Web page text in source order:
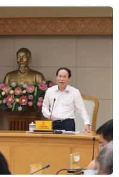
Lào
Nam hỗ trợ Lào
tự chủ
hợp tác khoa học
tác toàn diện về